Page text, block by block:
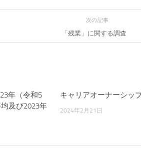
次の記事
「残業」に関する調査
年（令和5
及び2023年
キャリアオーナーシッ
2024年2月21日